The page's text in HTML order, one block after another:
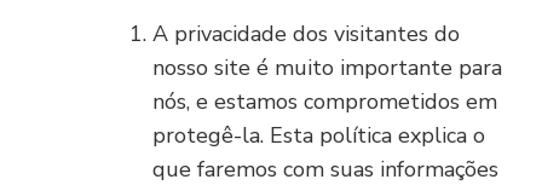
A privacidade dos visitantes do
nosso site é muito importante para
nós, e estamos comprometidos em
protegê-la. Esta política explica o
que faremos com suas informações